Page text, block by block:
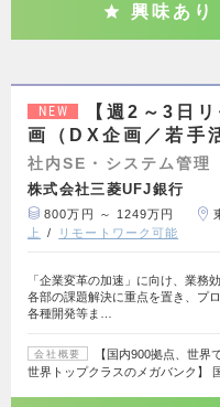
興味あり
NEW
【週2～3日
画（DX企画／若手
社内SE・システム管理
株式会社三菱UFJ銀行
800万円 ～ 1249万円
上
リモートワーク可能
「企業変革の加速」に向け、業務
各部の課題解決に重点を置き、プ
各種開発等ま…
会社概要
【国内900拠点、世
世界トップクラスのメガバンク】